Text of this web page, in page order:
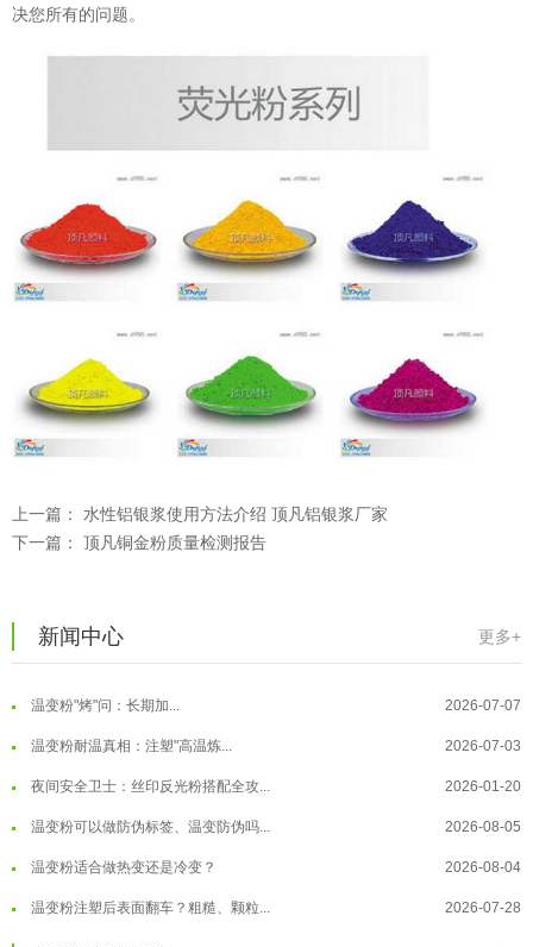
决您所有的问题。
上一篇： 水性铝银浆使用方法介绍 顶凡铝银浆厂家
下一篇： 顶凡铜金粉质量检测报告
新闻中心 更多+
温变粉可以做防伪标签、温变防伪吗... 2026-08-05
温变粉适合做热变还是冷变？
温变粉保质期有多久？开封后如何保...
温变粉"烤"问：长期加... 2026-07-07
温变粉耐温真相：注塑"高温炼... 2026-07-03
夜间安全卫士：丝印反光粉搭配全攻... 2026-01-20
温变粉可以做防伪标签、温变防伪吗... 2026-08-05
温变粉适合做热变还是冷变？ 2026-08-04
温变粉注塑后表面翻车？粗糙、颗粒... 2026-07-28
温变粉丝印到底用多少目网版？这篇...
反光粉太久不用结块要怎么处理？
印花温变粉最适合用在什么行业上呢...
油性反光粉怎么印花效果最好？
超细反光粉怎么印牢度才会更好？